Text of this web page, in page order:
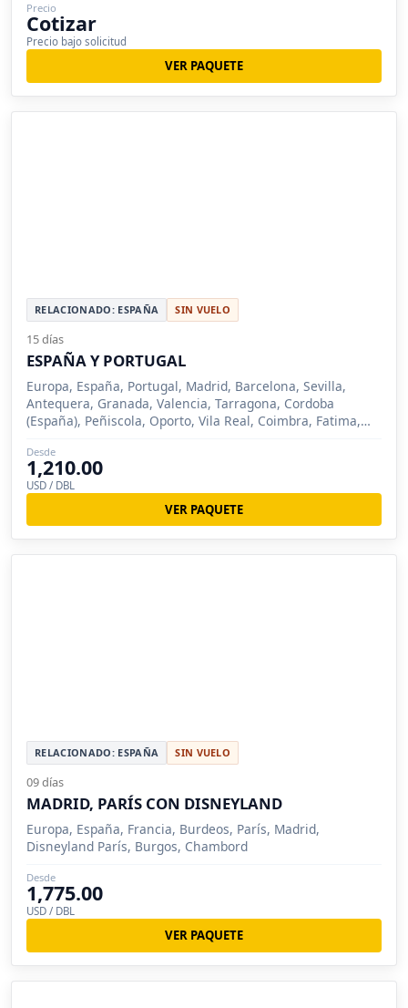
Precio
Cotizar
Precio bajo solicitud
VER PAQUETE
RELACIONADO: ESPAÑA SIN VUELO
15 días
ESPAÑA Y PORTUGAL
Europa, España, Portugal, Madrid, Barcelona, Sevilla,
Antequera, Granada, Valencia, Tarragona, Cordoba
(España), Peñiscola, Oporto, Vila Real, Coimbra, Fatima,
Desde
1,210.00
USD / DBL
VER PAQUETE
RELACIONADO: ESPAÑA SIN VUELO
09 días
MADRID, PARÍS CON DISNEYLAND
Europa, España, Francia, Burdeos, París, Madrid,
Disneyland París, Burgos, Chambord
Desde
1,775.00
USD / DBL
VER PAQUETE